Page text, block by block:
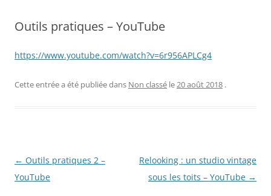
Outils pratiques – YouTube
https://www.youtube.com/watch?v=6r956APLCg4
Cette entrée a été publiée dans Non classé le20 août 2018 .
Navigation
des
← Outils pratiques 2 –
YouTube
Relooking : un studio vintage
sous les toits – YouTube →